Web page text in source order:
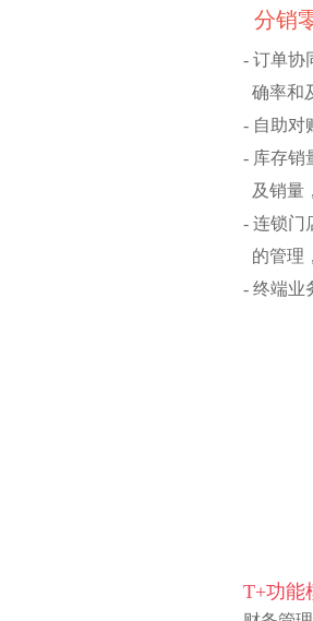
分销
- 订单协
确率和
- 自助对
- 库存销
及销量
- 连锁门
的管理
- 终端业
T+功能